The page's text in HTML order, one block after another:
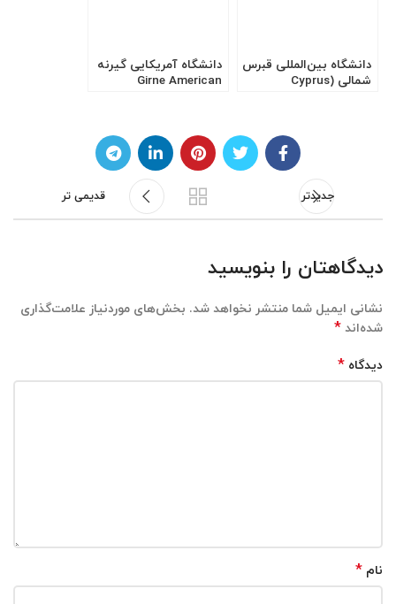
دانشگاه بین‌المللی قبرس
شمالی (Cyprus
دانشگاه آمریکایی گیرنه
Girne American
جدیدتر قدیمی تر
دیدگاهتان را بنویسید
نشانی ایمیل شما منتشر نخواهد شد. بخش‌های موردنیاز علامت‌گذاری
شده‌اند *
دیدگاه *
نام *